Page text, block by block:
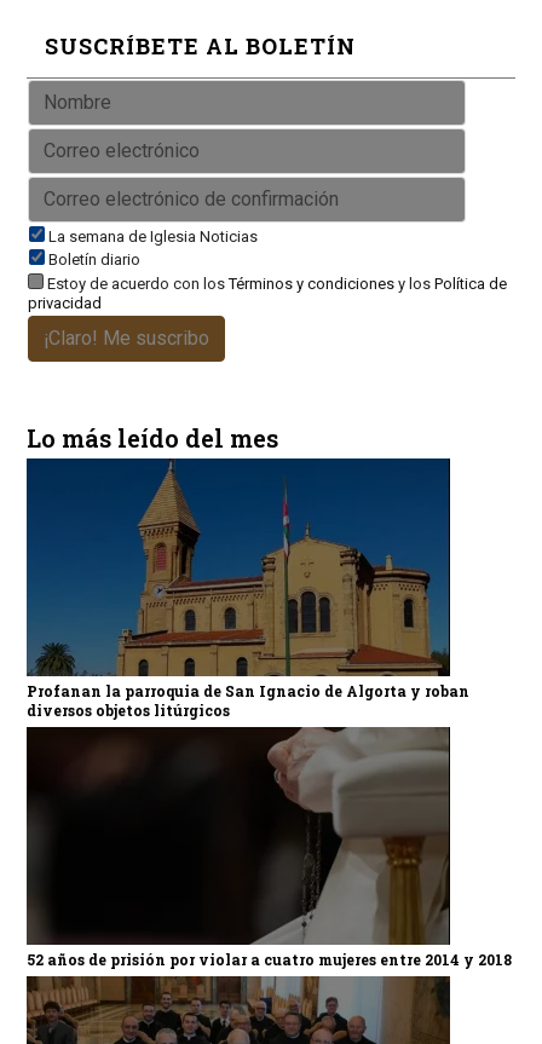
SUSCRÍBETE AL BOLETÍN
La semana de Iglesia Noticias
Boletín diario
Estoy de acuerdo con losTérminos y condicionesy los Política de
privacidad
¡Claro! Me suscribo
Lo más leído del mes
Profanan la parroquia de San Ignacio de Algorta y roban
diversos objetos litúrgicos
52 años de prisión por violar a cuatro mujeres entre 2014 y 2018